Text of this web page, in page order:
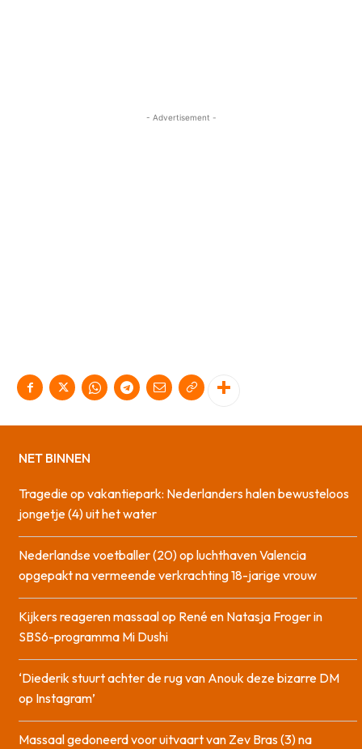
- Advertisement -
NET BINNEN
Tragedie op vakantiepark: Nederlanders halen bewusteloos
jongetje (4) uit het water
Nederlandse voetballer (20) op luchthaven Valencia
opgepakt na vermeende verkrachting 18-jarige vrouw
Kijkers reageren massaal op René en Natasja Froger in
SBS6-programma Mi Dushi
‘Diederik stuurt achter de rug van Anouk deze bizarre DM
op Instagram’
Massaal gedoneerd voor uitvaart van Zev Bras (3) na